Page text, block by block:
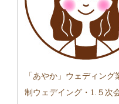
「あやか」ウェディン
制ウェデイング・1.５次